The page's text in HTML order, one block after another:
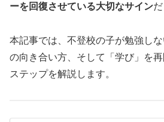
ーを回復させている大切なサイン
本記事では、不登校の子が勉強し
の向き合い方、そして「学び」を
ステップを解説します。